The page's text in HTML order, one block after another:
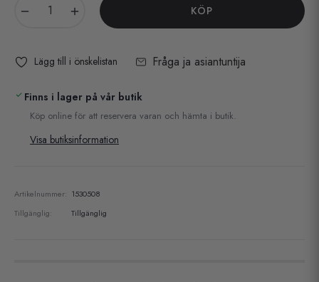
KÖP
Lägg till i önskelistan Fråga ja asiantuntija
Finns i lager på vår butik
Köp online för att reservera varan och hämta i butik.
Visa butiksinformation
Artikelnummer: 1530508
Tillgänglig:
Tillgänglig